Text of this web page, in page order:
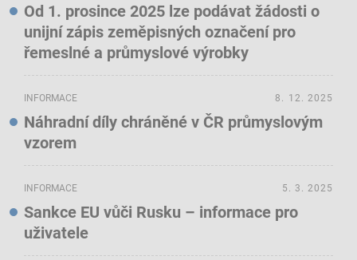
Od 1. prosince 2025 lze podávat žádosti o
unijní zápis zeměpisných označení pro
řemeslné a průmyslové výrobky
INFORMACE
Náhradní díly chráněné v ČR průmyslovým
vzorem
8. 12. 2025
INFORMACE
Sankce EU vůči Rusku – informace pro
uživatele
5. 3. 2025